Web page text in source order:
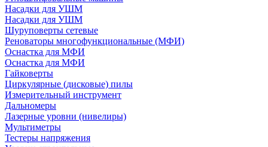
Насадки для УШМ
Насадки для УШМ
Шуруповерты сетевые
Реноваторы многофункциональные (МФИ)
Оснастка для МФИ
Оснастка для МФИ
Гайковерты
Циркулярные (дисковые) пилы
Измерительный инструмент
Дальномеры
Лазерные уровни (нивелиры)
Мультиметры
Тестеры напряжения